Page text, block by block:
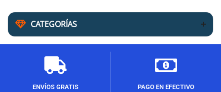
CATEGORÍAS
ENVÍOS GRATIS
PAGO EN EFECTIVO